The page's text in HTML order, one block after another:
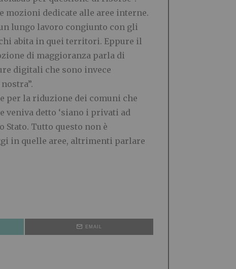
mozioni dedicate alle aree interne.
lungo lavoro congiunto con gli
abita in quei territori. Eppure il
di maggioranza parla di
digitali che sono invece
per la riduzione dei comuni che
veniva detto ‘siano i privati ad
Tutto questo non è
in quelle aree, altrimenti parlare
EMAIL